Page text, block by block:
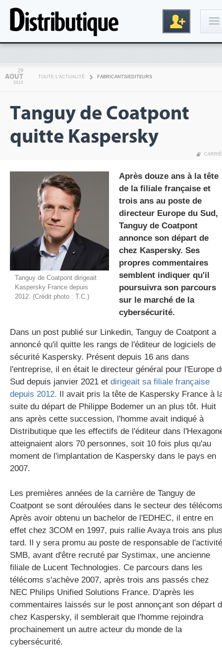
29
AOUT
2023
TOUTE L'ACTUALITÉ FABRICANTS/EDITEURS
Tanguy de Coatpont
quitte Kaspersky
Tanguy de Coatpont dirigeait
Kaspersky France depuis
2012. (Crédit photo : T.C.)
Après douze ans à la tête
de la filiale française et
trois ans au poste de
directeur Europe du Sud,
Tanguy de Coatpont
annonce son départ de
chez Kaspersky. Ses
propres commentaires
semblent indiquer qu'il
poursuivra son parcours
sur le marché de la
cybersécurité.
Dans un post publié sur Linkedin, Tanguy de Coatpont a
annoncé qu'il quitte les rangs de l'éditeur de logiciels de
sécurité Kaspersky. Présent depuis 16 ans dans
l'entreprise, il en était le directeur général pour l'Europe
Sud depuis janvier 2021 et dirigeait sa filiale française
depuis 2012. Il avait pris la tête de Kaspersky France à
suite du départ de Philippe Bodemer un an plus tôt. Huit
ans après cette succession, l'homme avait indiqué à
Distributique que les effectifs de l'éditeur dans
atteignaient alors 70 personnes, soit 10 fois plus qu'au
moment de l'implantation de Kaspersky dans le pays en
2007.
Les premières années de la carrière de Tanguy de
Coatpont se sont déroulées dans le secteur des
Après avoir obtenu un bachelor de l'EDHEC, il entre en
effet chez 3COM en 1997, puis rallie Avaya trois ans
tard. Il y sera promu au poste de responsable de l'activité
SMB, avant d'être recruté par Systimax, une ancienne
filiale de Lucent Technologies. Ce parcours dans les
télécoms s'achève 2007, après trois ans passés chez
NEC Philips Unified Solutions France. D'après les
commentaires laissés sur le post annonçant son départ
chez Kaspersky, il semblerait que l'homme rejoindra
prochainement un autre acteur du monde de la
cybersécurité.